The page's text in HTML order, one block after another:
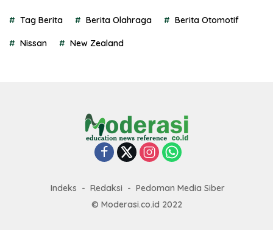
Tag Berita Berita Olahraga Berita Otomotif
Nissan New Zealand
Indeks Redaksi
Pedoman Media Siber
© Moderasi.co.id 2022